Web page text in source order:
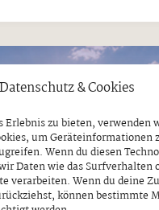
Datenschutz & Cookies
zu bieten, verwenden
um Geräteinformationen
Wenn du diesen
Daten wie das Surfverhalten
verarbeiten. Wenn du deine
können bestimmte